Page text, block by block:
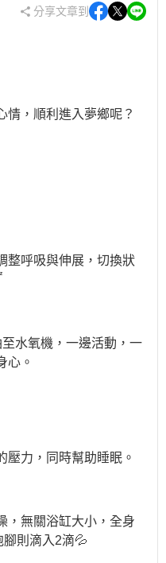
分享文章到
情，順利進入夢鄉呢？
整呼吸與伸展，切換狀
水氧機，一邊活動，一
心。
壓力，同時幫助睡眠。
，無關浴缸大小，全身
則滴入2滴💦